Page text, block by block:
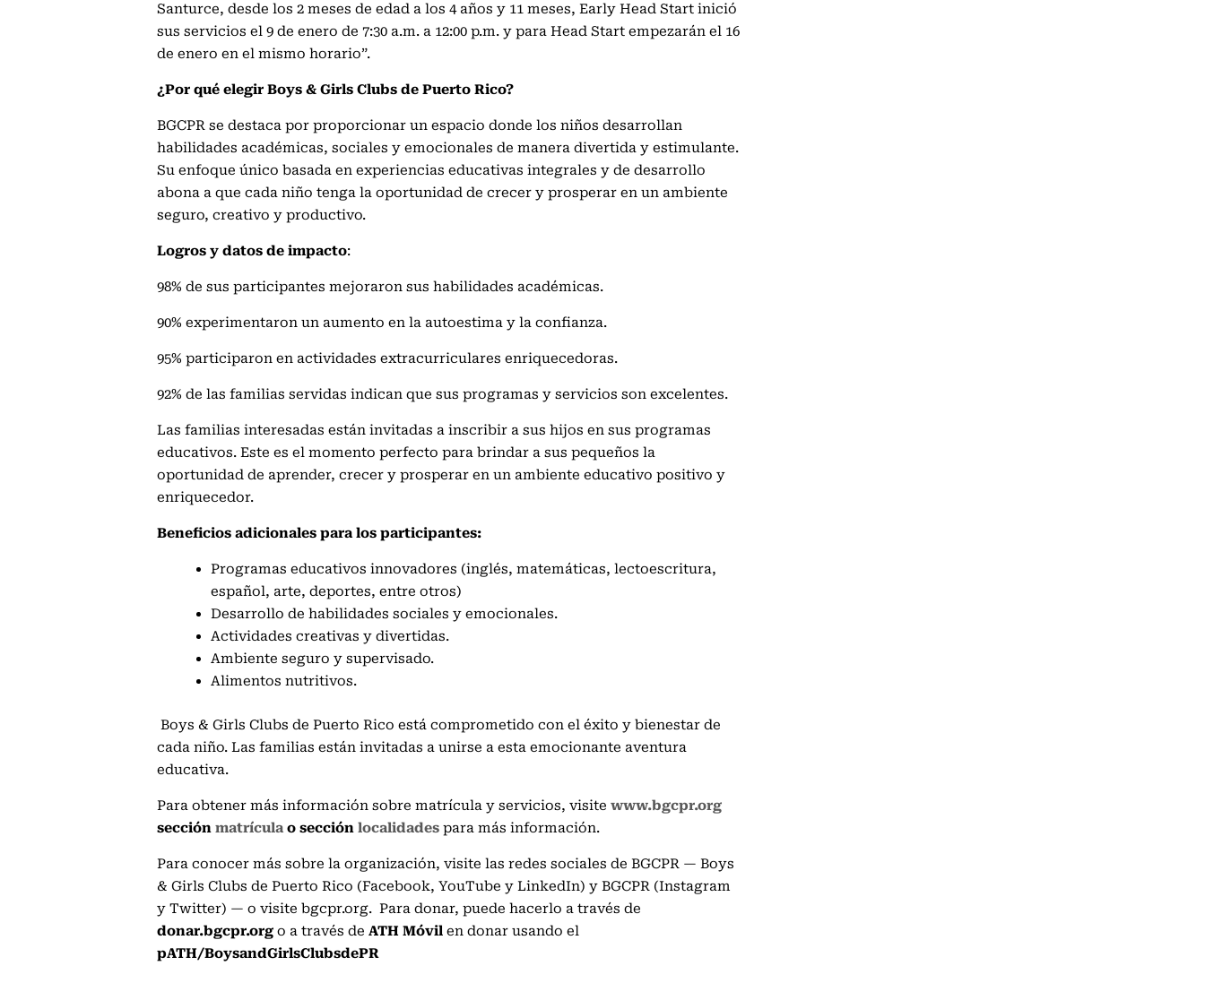
Santurce, desde los 2 meses de edad a los 4 años y 11 meses, Early Head Start inició
sus servicios el 9 de enero de 7:30 a.m. a 12:00 p.m. y para Head Start empezarán el 16
de enero en el mismo horario”.
¿Por qué elegir Boys & Girls Clubs de Puerto Rico?
BGCPR se destaca por proporcionar un espacio donde los niños desarrollan
habilidades académicas, sociales y emocionales de manera divertida y estimulante.
Su enfoque único basada en experiencias educativas integrales y de desarrollo
abona a que cada niño tenga la oportunidad de crecer y prosperar en un ambiente
seguro, creativo y productivo.
Logros y datos de impacto:
98% de sus participantes mejoraron sus habilidades académicas.
90% experimentaron un aumento en la autoestima y la confianza.
95% participaron en actividades extracurriculares enriquecedoras.
92% de las familias servidas indican que sus programas y servicios son excelentes.
Las familias interesadas están invitadas a inscribir a sus hijos en sus programas
educativos. Este es el momento perfecto para brindar a sus pequeños la
oportunidad de aprender, crecer y prosperar en un ambiente educativo positivo y
enriquecedor.
Beneficios adicionales para los participantes:
Programas educativos innovadores (inglés, matemáticas, lectoescritura,
español, arte, deportes, entre otros)
Desarrollo de habilidades sociales y emocionales.
Actividades creativas y divertidas.
Ambiente seguro y supervisado.
Alimentos nutritivos.
Boys & Girls Clubs de Puerto Rico está comprometido con el éxito y bienestar de
cada niño. Las familias están invitadas a unirse a esta emocionante aventura
educativa.
Para obtener más información sobre matrícula y servicios, visite www.bgcpr.org
sección matrícula o sección localidades para más información.
Para conocer más sobre la organización, visite las redes sociales de BGCPR — Boys
& Girls Clubs de Puerto Rico (Facebook, YouTube y LinkedIn) y BGCPR (Instagram
y Twitter) — o visite bgcpr.org. Para donar, puede hacerlo a través de
donar.bgcpr.org o a través de ATH Móvil en donar usando el
pATH/BoysandGirlsClubsdePR